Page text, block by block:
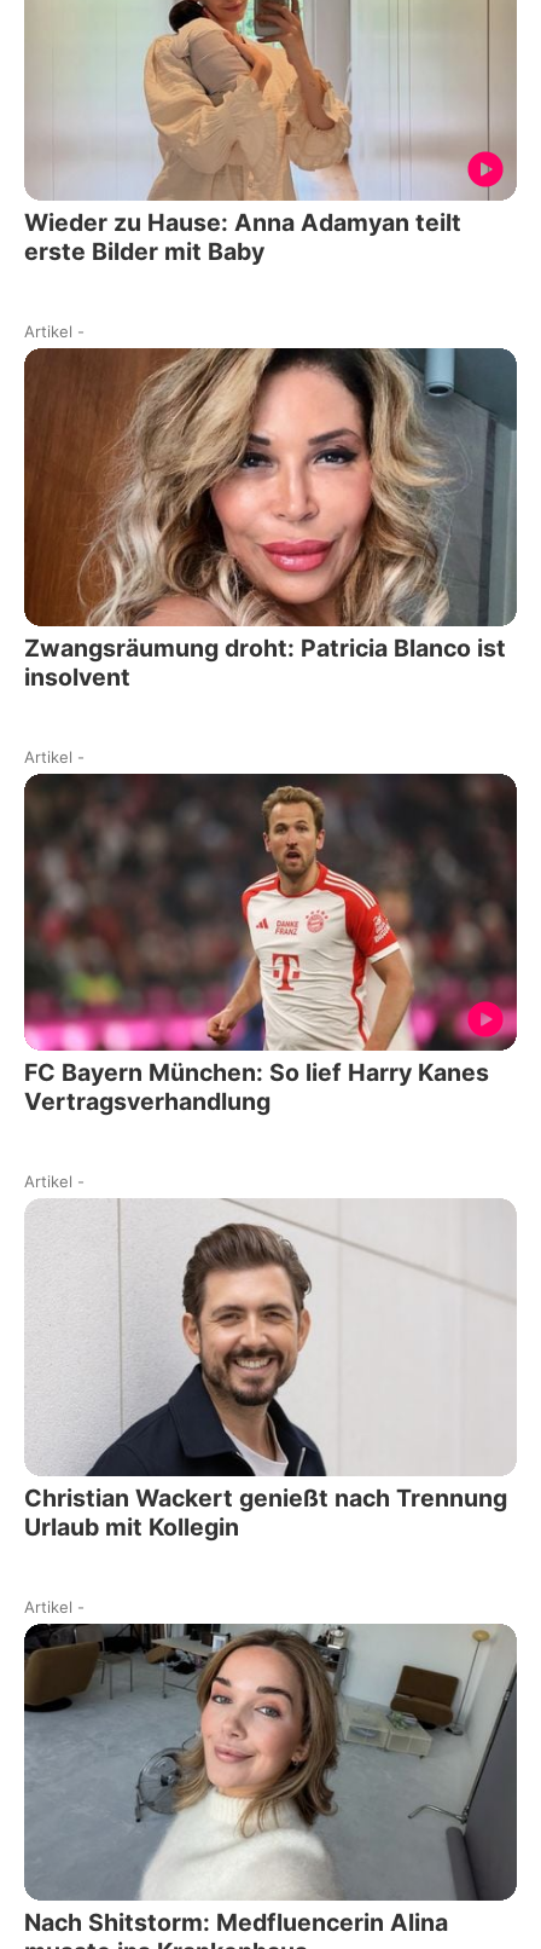
Wieder zu Hause: Anna Adamyan teilt
erste Bilder mit Baby
Artikel -
Zwangsräumung droht: Patricia Blanco ist
insolvent
Artikel -
FC Bayern München: So lief Harry Kanes
Vertragsverhandlung
Artikel -
Christian Wackert genießt nach Trennung
Urlaub mit Kollegin
Artikel -
Nach Shitstorm: Medfluencerin Alina